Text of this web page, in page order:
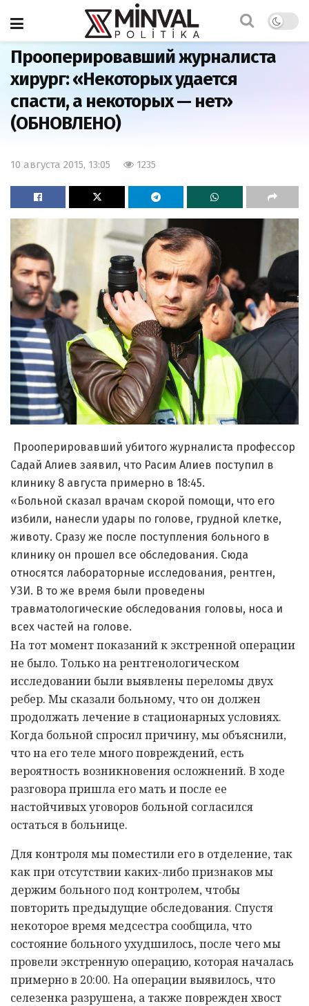
Главная Азербайджан
Прооперировавший журналиста
хирург: «Некоторых удается
спасти, а некоторых — нет»
(ОБНОВЛЕНО)
10 августа 2015, 13:05 1235
Прооперировавший убитого журналиста профессор
Садай Алиев заявил, что Расим Алиев поступил в
клинику 8 августа примерно в 18:45.
«Больной сказал врачам скорой помощи, что его
избили, нанесли удары по голове, грудной клетке,
животу. Сразу же после поступления больного в
клинику он прошел все обследования. Сюда
относятся лабораторные исследования, рентген,
УЗИ. В то же время были проведены
травматологические обследования головы, носа и
всех частей на голове.
На тот момент показаний к экстренной операции
не было. Только на рентгенологическом
исследовании были выявлены переломы двух
ребер. Мы сказали больному, что он должен
продолжать лечение в стационарных условиях.
Когда больной спросил причину, мы объяснили,
что на его теле много повреждений, есть
вероятность возникновения осложнений. В ходе
разговора пришла его мать и после ее
настойчивых уговоров больной согласился
остаться в больнице.
Для контроля мы поместили его в отделение, так
как при отсутствии каких-либо признаков мы
держим больного под контролем, чтобы
повторить предыдущие обследования. Спустя
некоторое время медсестра сообщила, что
состояние больного ухудшилось, после чего мы
провели экстренную операцию, которая началась
примерно в 20:00. На операции выявилось, что
селезенка разрушена, а также поврежден хвост